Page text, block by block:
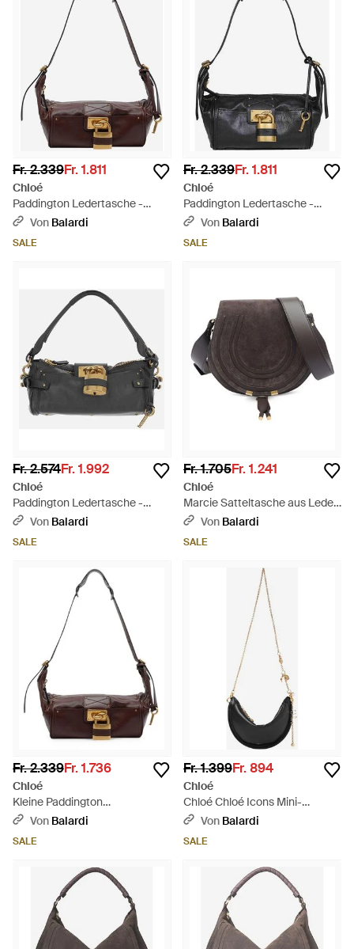
Fr. 2.339Fr. 1.811
Chloé
Paddington Ledertasche -
Braun
Von Balardi
SALE
Fr. 2.339Fr. 1.811
Chloé
Paddington Ledertasche -
Schwarz
Von Balardi
SALE
Fr. 2.574Fr. 1.992
Chloé
Paddington Ledertasche -
Schwarz
Von Balardi
SALE
Fr. 1.705Fr. 1.241
Chloé
Marcie Satteltasche aus Leder
- Braun
Von Balardi
SALE
Fr. 2.339Fr. 1.736
Chloé
Kleine Paddington
Schultertasche - Weiß
Von Balardi
SALE
Fr. 1.399Fr. 894
Chloé
Chloé Chloé Icons Mini-
Umhängetasche aus Leder -
Von Balardi
SALE